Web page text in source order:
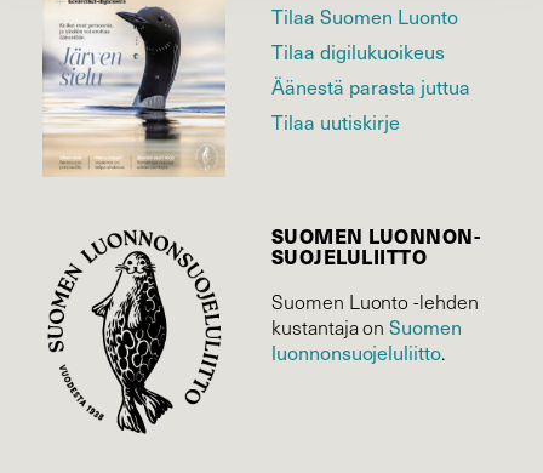
Tilaa Suomen Luonto
Tilaa digilukuoikeus
Äänestä parasta juttua
Tilaa uutiskirje
SUOMEN LUONNON­
SUOJELU­LIITTO
Suomen Luonto -lehden
kustantaja onSuomen
luonnonsuojelu­liitto.